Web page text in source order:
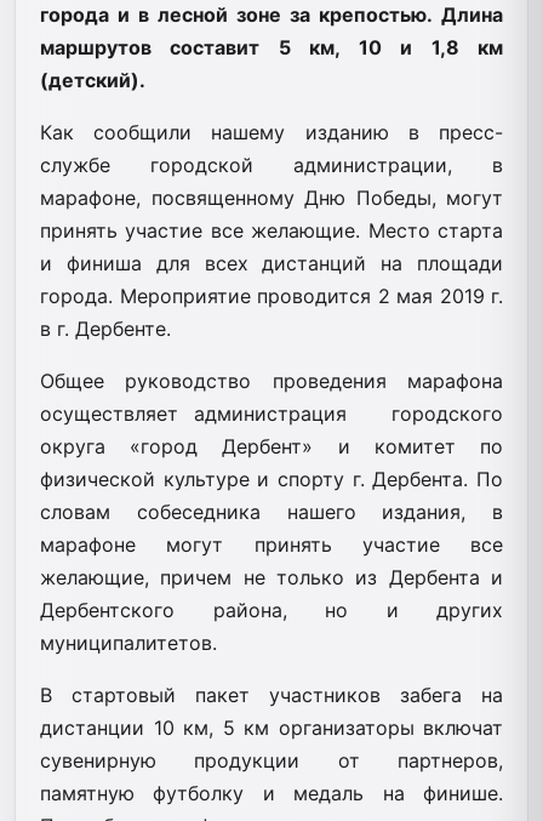
города и в лесной зоне за крепостью. Длина
маршрутов составит 5 км, 10 и 1,8 км
(детский).
Как сообщили нашему изданию в пресс-
службе городской администрации, в
марафоне, посвященному Дню Победы, могут
принять участие все желающие. Место старта
и финиша для всех дистанций на площади
города. Мероприятие проводится 2 мая 2019 г.
в г. Дербенте.
Общее руководство проведения марафона
осуществляет администрация городского
округа «город Дербент» и комитет по
физической культуре и спорту г. Дербента. По
словам собеседника нашего издания, в
марафоне могут принять участие все
желающие, причем не только из Дербента и
Дербентского района, но и других
муниципалитетов.
В стартовый пакет участников забега на
дистанции 10 км, 5 км организаторы включат
сувенирную продукции от партнеров,
памятную футболку и медаль на финише.